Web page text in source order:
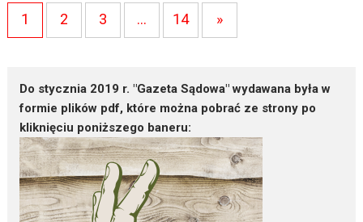
1 2 3 … 14 »
Do stycznia 2019 r. "Gazeta Sądowa" wydawana była w
formie plików pdf, które można pobrać ze strony po
kliknięciu poniższego baneru: